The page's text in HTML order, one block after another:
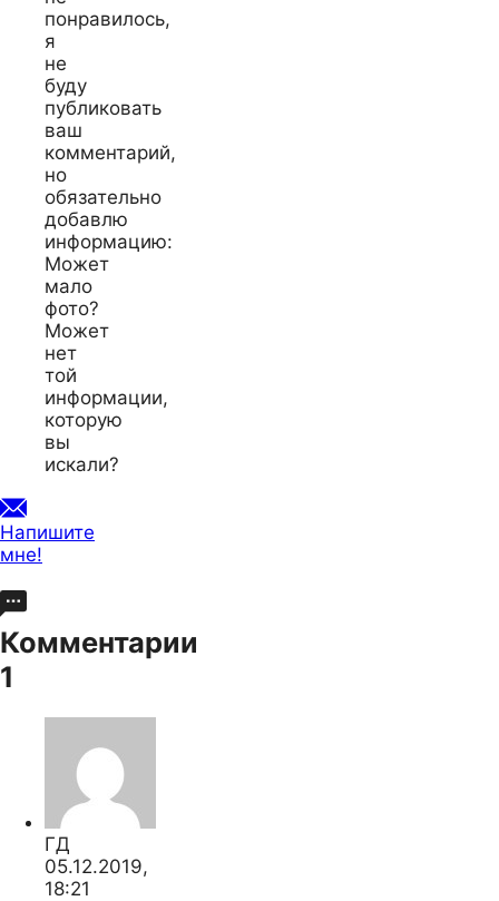
понравилось,
я
не
буду
публиковать
ваш
комментарий,
но
обязательно
добавлю
информацию:
Может
мало
фото?
Может
нет
той
информации,
которую
вы
искали?
Напишите
мне!
Комментарии
1
ГД
05.12.2019,
18:21